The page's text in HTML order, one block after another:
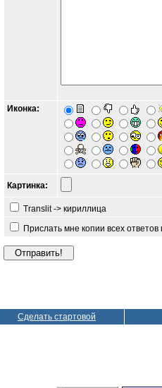
Иконка:
Картинка:
Translit -> кириллица
Прислать мне копии всех
Сделать стартовой